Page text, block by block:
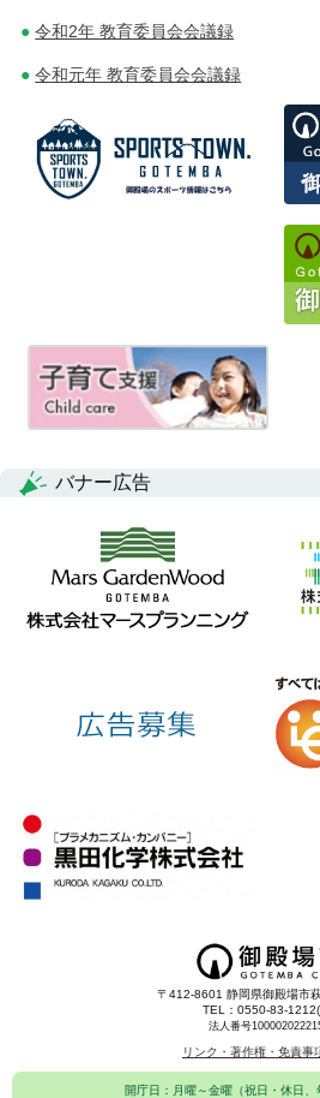
令和2年 教育委員会会議録
令和元年 教育委員会会議録
バナー広告
〒412-8601 静岡県御殿場市
TEL：0550-83-
法人番号
リンク・著作権・免責事
開庁日：月曜～金曜（祝日・休日、